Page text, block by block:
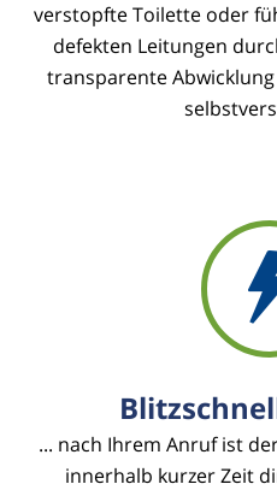
verstopfte Toilette oder
defekten Leitungen
transparente
... nach Ihrem Anruf ist
innerhalb kurzer Zeit